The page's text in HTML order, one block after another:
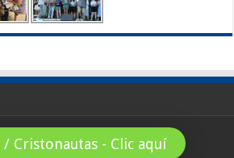
/ Cristonautas - Clic aquí